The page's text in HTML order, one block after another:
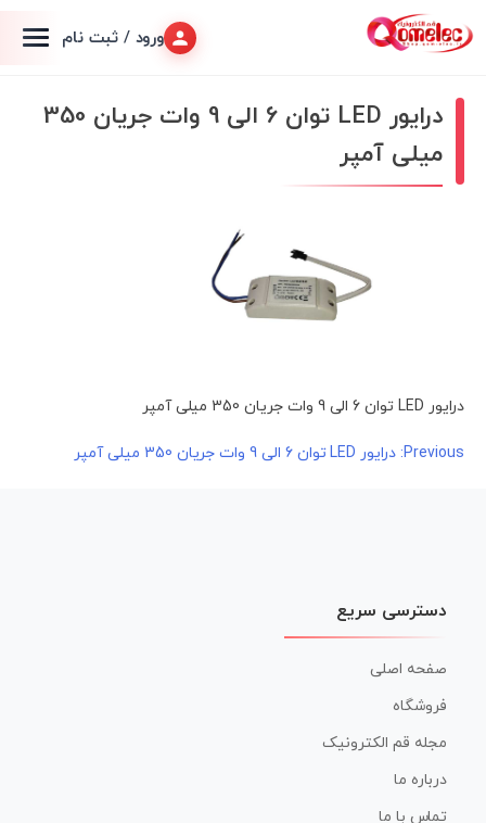
ورود / ثبت نام
درایور LED توان 6 الی 9 وات جریان 350
میلی آمپر
درایور LED توان 6 الی 9 وات جریان 350 میلی آمپر
راهبری
Previous: درایور LED توان 6 الی 9 وات جریان 350 میلی آمپر
دسترسی سریع
صفحه اصلی
فروشگاه
مجله قم الکترونیک
درباره ما
تماس با ما